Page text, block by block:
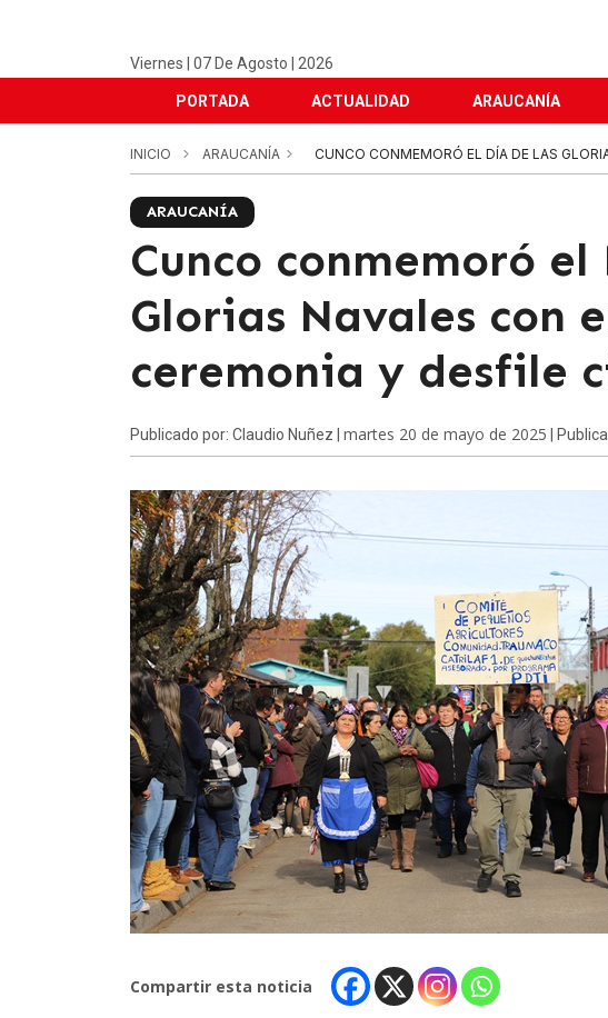
Viernes | 07 De Agosto | 2026
PORTADA ACTUALIDAD ARAUCANÍA
INICIO ARAUCANÍA CUNCO CONMEMORÓ EL DÍA DE LAS
ARAUCANÍA
Cunco conmemoró
Glorias Navales con
ceremonia y desfile
Publicado por: Claudio Nuñez | martes 20 de mayo de 2025 |
Compartir esta noticia